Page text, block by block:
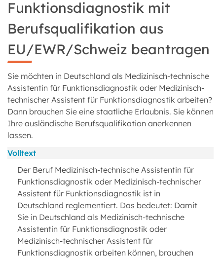
Funktionsdiagnostik mit
Berufsqualifikation aus
EU/EWR/Schweiz beantragen
Sie möchten in Deutschland als Medizinisch-technische
Assistentin für Funktionsdiagnostik oder Medizinisch-
technischer Assistent für Funktionsdiagnostik arbeiten?
Dann brauchen Sie eine staatliche Erlaubnis. Sie können
Ihre ausländische Berufsqualifikation anerkennen
lassen.
Volltext
Der Beruf Medizinisch-technische Assistentin für
Funktionsdiagnostik oder Medizinisch-technischer
Assistent für Funktionsdiagnostik ist in
Deutschland reglementiert. Das bedeutet: Damit
Sie in Deutschland als Medizinisch-technische
Assistentin für Funktionsdiagnostik oder
Medizinisch-technischer Assistent für
Funktionsdiagnostik arbeiten können, brauchen